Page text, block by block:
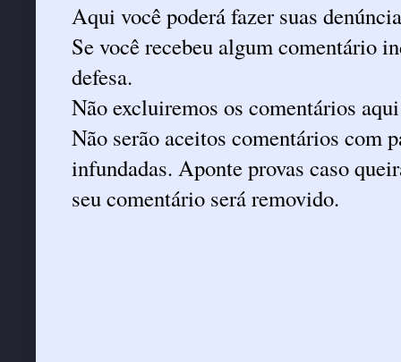
Aqui você poderá fazer suas
Se você recebeu algum comentário
defesa.
Não excluiremos os comentários
Não serão aceitos comentários com
infundadas. Aponte provas caso
seu comentário será removido.